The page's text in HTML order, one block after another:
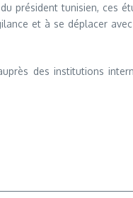
président tunisien, ces
et à se déplacer
des institutions